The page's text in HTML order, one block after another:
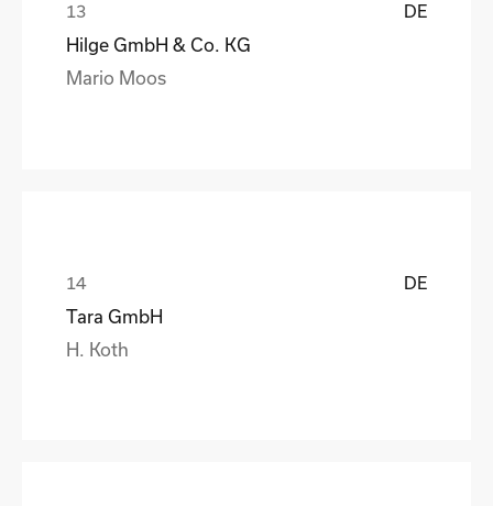
DE
Hilge GmbH & Co. KG
Mario Moos
DE
Tara GmbH
H. Koth